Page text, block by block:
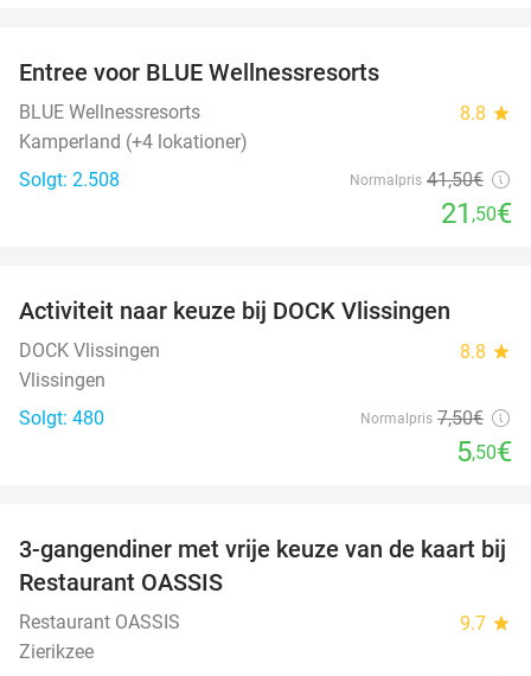
Entree voor BLUE Wellnessresorts
BLUE Wellnessresorts 8.8 star
Kamperland (+4 lokationer)
Solgt: 2.508
Normalpris 41,50€
21 ,50€
Activiteit naar keuze bij DOCK Vlissingen
DOCK Vlissingen 8.8 star
Vlissingen
Solgt: 480
Normalpris 7,50€
5,50€
43%
3-gangendiner met vrije keuze van de kaart bij
Restaurant OASSIS
Restaurant OASSIS 9.7 star
Zierikzee